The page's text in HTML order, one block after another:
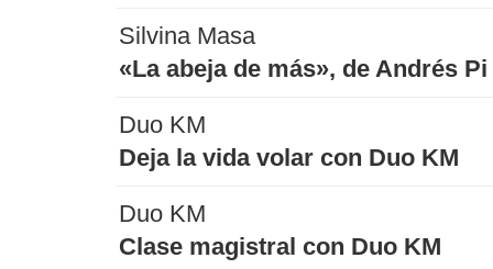
Silvina Masa
«La abeja de más», de Andrés
Duo KM
Deja la vida volar con Duo KM
Duo KM
Clase magistral con Duo KM